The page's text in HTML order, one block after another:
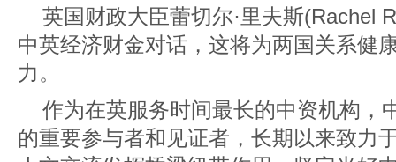
英国财政大臣蕾切尔·里夫斯(Rachel
中英经济财金对话，这将为两国关系健
力。
作为在英服务时间最长的中资机构，
的重要参与者和见证者，长期以来致力